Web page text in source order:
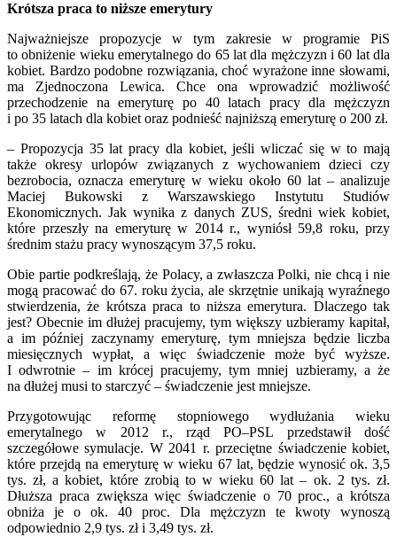
Krótsza praca to niższe emerytury
Najważniejsze propozycje w tym zakresie w programie PiS
to obniżenie wieku emerytalnego do 65 lat dla mężczyzn i 60 lat dla
kobiet. Bardzo podobne rozwiązania, choć wyrażone inne słowami,
ma Zjednoczona Lewica. Chce ona wprowadzić możliwość
przechodzenie na emeryturę po 40 latach pracy dla mężczyzn
i po 35 latach dla kobiet oraz podnieść najniższą emeryturę o 200 zł.
– Propozycja 35 lat pracy dla kobiet, jeśli wliczać się w to mają
także okresy urlopów związanych z wychowaniem dzieci czy
bezrobocia, oznacza emeryturę w wieku około 60 lat – analizuje
Maciej Bukowski z Warszawskiego Instytutu Studiów
Ekonomicznych. Jak wynika z danych ZUS, średni wiek kobiet,
które przeszły na emeryturę w 2014 r., wyniósł 59,8 roku, przy
średnim stażu pracy wynoszącym 37,5 roku.
Obie partie podkreślają, że Polacy, a zwłaszcza Polki, nie chcą i nie
mogą pracować do 67. roku życia, ale skrzętnie unikają wyraźnego
stwierdzenia, że krótsza praca to niższa emerytura. Dlaczego tak
jest? Obecnie im dłużej pracujemy, tym większy uzbieramy kapitał,
a im później zaczynamy emeryturę, tym mniejsza będzie liczba
miesięcznych wypłat, a więc świadczenie może być wyższe.
I odwrotnie – im krócej pracujemy, tym mniej uzbieramy, a że
na dłużej musi to starczyć – świadczenie jest mniejsze.
Przygotowując reformę stopniowego wydłużania wieku
emerytalnego w 2012 r., rząd PO–PSL przedstawił dość
szczegółowe symulacje. W 2041 r. przeciętne świadczenie kobiet,
które przejdą na emeryturę w wieku 67 lat, będzie wynosić ok. 3,5
tys. zł, a kobiet, które zrobią to w wieku 60 lat – ok. 2 tys. zł.
Dłuższa praca zwiększa więc świadczenie o 70 proc., a krótsza
obniża je o ok. 40 proc. Dla mężczyzn te kwoty wynoszą
odpowiednio 2,9 tys. zł i 3,49 tys. zł.